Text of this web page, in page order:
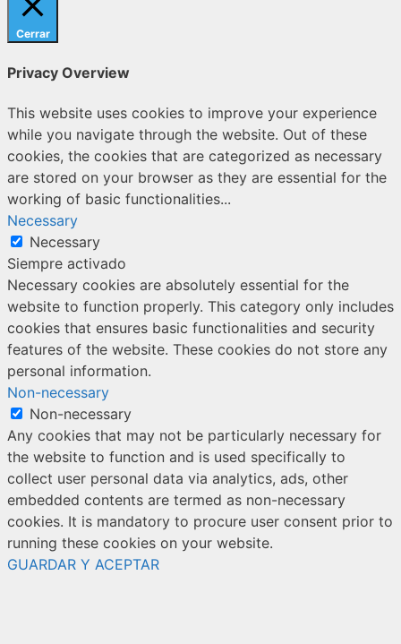
Cerrar
Privacy Overview
This website uses cookies to improve your experience
while you navigate through the website. Out of these
cookies, the cookies that are categorized as necessary
are stored on your browser as they are essential for the
working of basic functionalities...
Necessary
Necessary
Siempre activado
Necessary cookies are absolutely essential for the
website to function properly. This category only includes
cookies that ensures basic functionalities and security
features of the website. These cookies do not store any
personal information.
Non-necessary
Non-necessary
Any cookies that may not be particularly necessary for
the website to function and is used specifically to
collect user personal data via analytics, ads, other
embedded contents are termed as non-necessary
cookies. It is mandatory to procure user consent prior to
running these cookies on your website.
GUARDAR Y ACEPTAR